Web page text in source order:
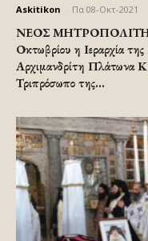
Askitikon Πα 08-Οκτ-2021
ΝΕΟΣ ΜΗΤΡΟΠΟΛΙΤΗΣ
Οκτωβρίου η Ιεραρχία της
Αρχιμανδρίτη Πλάτωνα
Τριπρόσωπο της...